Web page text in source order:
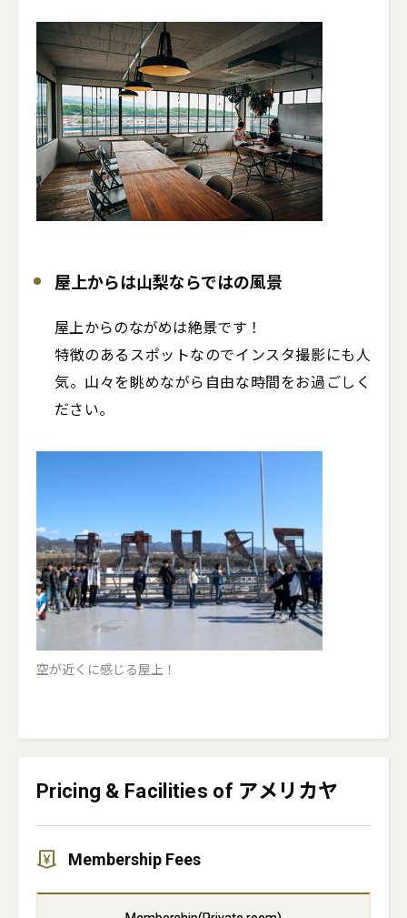
屋上からは山梨ならではの風景
屋上からのながめは絶景です！
特徴のあるスポットなのでインスタ撮影にも人
気。山々を眺めながら自由な時間をお過ごしく
ださい。
空が近くに感じる屋上！
Pricing & Facilities of アメリカヤ
Membership Fees